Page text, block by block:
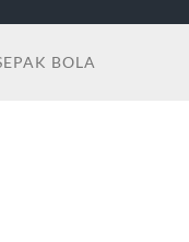
BOLA